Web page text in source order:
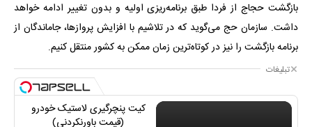
بازگشت حجاج از فردا طبق برنامه‌ریزی اولیه و بدون تغییر ادامه خواهد
داشت. سازمان حج می‌گوید که در تلاشیم با افزایش پروازها، جاماندگان از
برنامه بازگشت را نیز در کوتاه‌ترین زمان ممکن به کشور منتقل کنیم.
تبلیغات
کیت پنچرگیری لاستیک خودرو
(قیمت باورنکردنی)